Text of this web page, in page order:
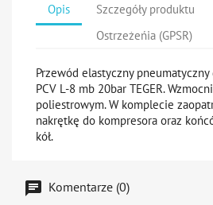
Opis
Szczegóły produktu
Ostrzeżeńia (GPSR)
Przewód elastyczny
PCV L-8 mb 20bar TEGER.
poliestrowym. W komplecie
nakrętkę do kompresora oraz
kół.
Komentarze (0)